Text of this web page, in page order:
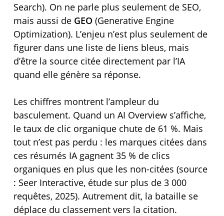
Search). On ne parle plus seulement de SEO,
mais aussi de GEO (Generative Engine
Optimization). L’enjeu n’est plus seulement de
figurer dans une liste de liens bleus, mais
d’être la source citée directement par l’IA
quand elle génère sa réponse.
Les chiffres montrent l’ampleur du
basculement. Quand un AI Overview s’affiche,
le taux de clic organique chute de 61 %. Mais
tout n’est pas perdu : les marques citées dans
ces résumés IA gagnent 35 % de clics
organiques en plus que les non-citées (source
: Seer Interactive, étude sur plus de 3 000
requêtes, 2025). Autrement dit, la bataille se
déplace du classement vers la citation.